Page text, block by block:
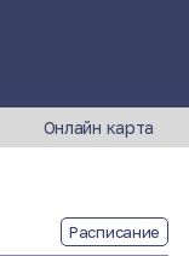
Онлайн карта
Расписание